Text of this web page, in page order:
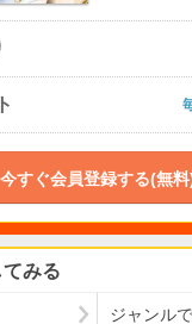
今すぐ会員登録する(無料
みる
ジャンル